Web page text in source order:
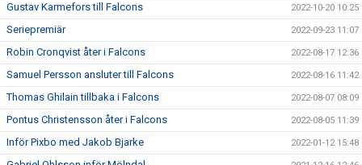
Gustav Karmefors till Falcons 2022-10-20 10:25
Seriepremiär 2022-09-23 11:07
Robin Cronqvist åter i Falcons 2022-08-17 12:36
Samuel Persson ansluter till Falcons 2022-08-16 11:42
Thomas Ghilain tillbaka i Falcons 2022-08-07 08:09
Pontus Christensson åter i Falcons 2022-08-05 11:39
Inför Pixbo med Jakob Bjarke 2022-01-12 15:48